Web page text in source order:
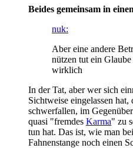
Beides gemeinsam in
nuk:
Aber eine andere
nützen tut ein
wirklich
In der Tat, aber wer sich
Sichtweise eingelassen
schwerfallen, im
quasi "fremdes Karma" zu
tun hat. Das ist, wie man
Fahnenstange noch einen